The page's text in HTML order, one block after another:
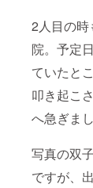
2人目の時
院。予定
ていたと
叩き起こ
へ急ぎまし
写真の双
ですが、